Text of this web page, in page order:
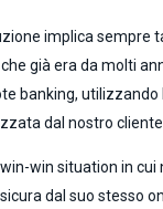
implica sempre
già era da molti
banking,
dal nostro
win situation in
dal suo